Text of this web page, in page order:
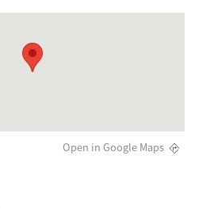
Open in Google Maps